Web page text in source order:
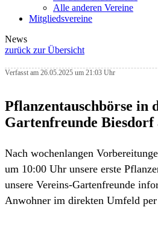
Alle anderen Vereine
Mitgliedsvereine
News
zurück zur Übersicht
Verfasst am 26.05.2025 um 21:03 Uhr
Pflanzentauschbörse in
Gartenfreunde Biesdorf
Nach wochenlangen
um 10:00 Uhr unsere erste
unsere Vereins-Gartenfreunde
Anwohner im direkten Umfeld